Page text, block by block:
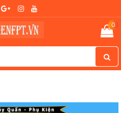
0